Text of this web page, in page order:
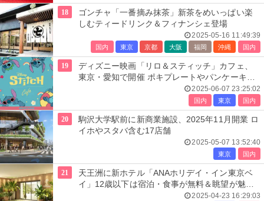
18
ゴンチャ「一番摘み抹茶」新茶をめいっぱい楽
しむティードリンク＆フィナンシェ登場
2025-05-16 11:49:39
国内 東京 京都 大阪 福岡 沖縄 国内
19
ディズニー映画「リロ＆スティッチ」カフェ、
東京・愛知で開催 ポキプレートやパンケーキな
ど夏気分のカラフルメニュー
2025-06-07 23:25:02
国内 東京 国内
20
駒沢大学駅前に新商業施設、2025年11月開業 ロ
イホやスタバ含む17店舗
2025-05-07 13:52:40
東京 国内
21
天王洲に新ホテル「ANAホリデイ・イン東京ベ
イ」12歳以下は宿泊・食事が無料＆眺望が魅力
2025-04-23 16:29:03